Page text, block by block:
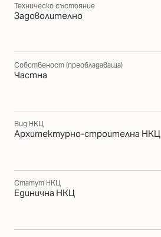
Техническо състояние
Задоволително
Собственост (преобладаваща)
Частна
Вид НКЦ
Архитектурно-строителна НКЦ
Статут НКЦ
Единична НКЦ